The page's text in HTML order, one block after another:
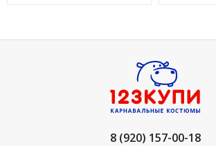
8 (920) 157-00-18